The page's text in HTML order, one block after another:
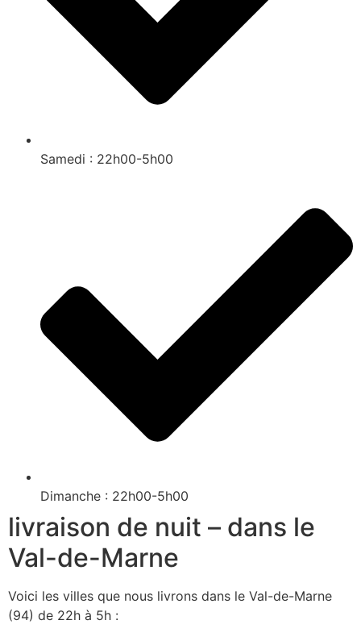
Samedi : 22h00-5h00
Dimanche : 22h00-5h00
livraison de nuit – dans le
Val-de-Marne
Voici les villes que nous livrons dans le Val-de-Marne
(94) de 22h à 5h :